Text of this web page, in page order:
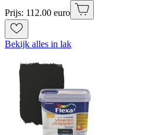
Prijs: 112.00 euro
Bekijk alles in lak